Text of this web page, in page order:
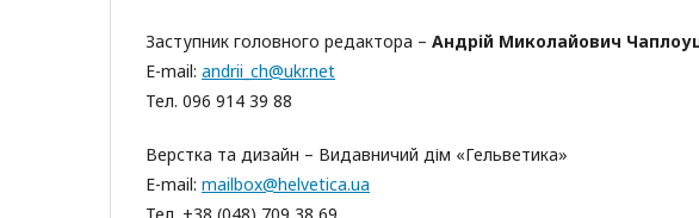
Заступник головного редактора – Андрій Миколайович
E-mail: andrii_ch@ukr.net
Тел. 096 914 39 88
Верстка та дизайн – Видавничий дім «Гельветика»
E-mail: mailbox@helvetica.ua